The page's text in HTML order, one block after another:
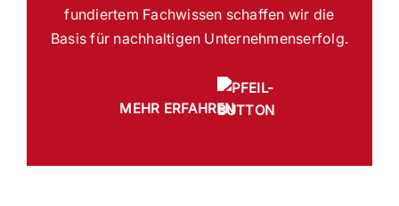
fundiertem Fachwissen schaffen wir die
Basis für nachhaltigen Unternehmenserfolg.
MEHR ERFAHREN